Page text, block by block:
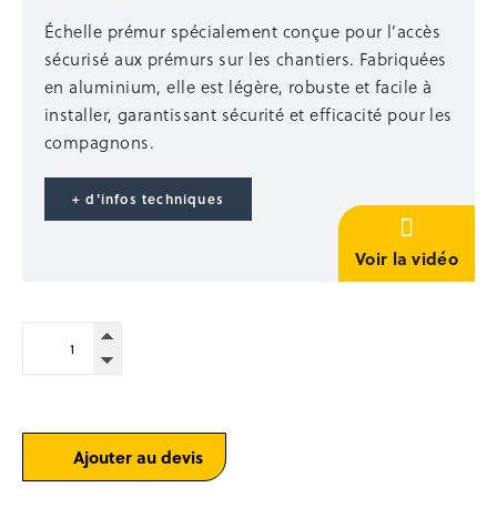
STABILISATION ÉTAIEMENT
Étais droit
Accessoires étaiement
Étais TP
Poutrelles bois
Panneaux coffrants
Stabilisation
Occasion étaiement
Univers du Big Bag
Paniers de stockage
BENNES
Échelle prémur spécialement conçue pour l’accès
sécurisé aux prémurs sur les chantiers. Fabriquées
en aluminium, elle est légère, robuste et facile à
installer, garantissant sécurité et efficacité pour les
compagnons.
+ d'infos techniques
Voir la vidéo
aluminium
Ajouter au devis